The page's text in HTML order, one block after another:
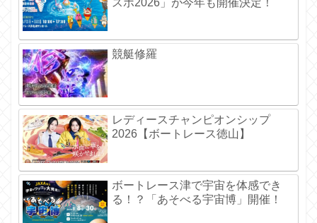
競艇修羅
レディースチャンピオンシップ
2026【ボートレース徳山】
ボートレース津で宇宙を体感でき
る！？「あそべる宇宙博」開催！